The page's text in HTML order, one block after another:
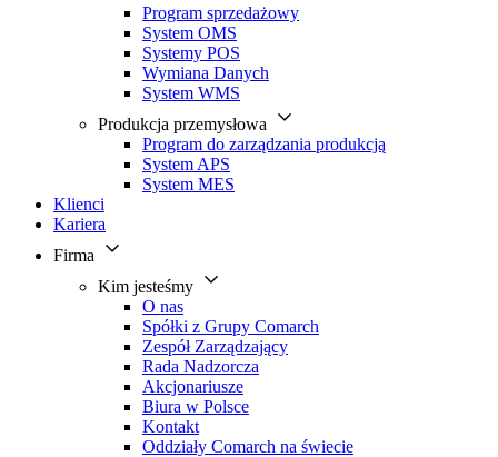
Program sprzedażowy
System OMS
Systemy POS
Wymiana Danych
System WMS
Produkcja przemysłowa
Program do zarządzania produkcją
System APS
System MES
Klienci
Kariera
Firma
Kim jesteśmy
O nas
Spółki z Grupy Comarch
Zespół Zarządzający
Rada Nadzorcza
Akcjonariusze
Biura w Polsce
Kontakt
Oddziały Comarch na świecie